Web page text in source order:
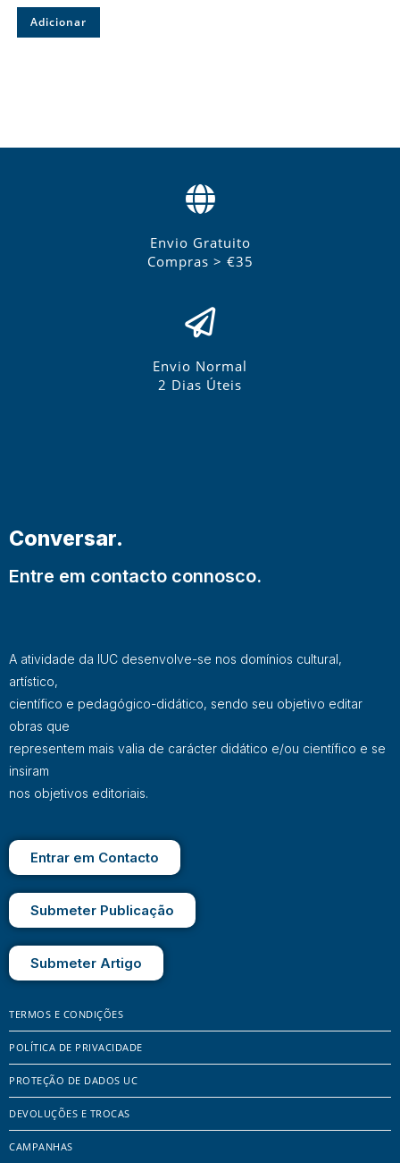
Adicionar
Envio Gratuito
Compras > €35
Envio Normal
2 Dias Úteis
Conversar.
Entre em contacto connosco.
A atividade da IUC desenvolve-se nos domínios cultural,
artístico,
científico e pedagógico-didático, sendo seu objetivo editar
obras que
representem mais valia de carácter didático e/ou científico e se
insiram
nos objetivos editoriais.
Entrar em Contacto
Submeter Publicação
Submeter Artigo
TERMOS E CONDIÇÕES
POLÍTICA DE PRIVACIDADE
PROTEÇÃO DE DADOS UC
DEVOLUÇÕES E TROCAS
CAMPANHAS